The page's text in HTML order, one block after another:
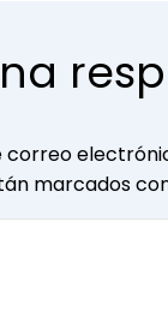
correo
marcados